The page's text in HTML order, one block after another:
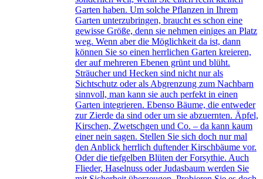
Garten haben. Um solche Pflanzen in Ihrem
Garten unterzubringen, braucht es schon eine
gewisse Größe, denn sie nehmen einiges an Platz
weg. Wenn aber die Möglichkeit da ist, dann
können Sie so einen herrlichen Garten kreieren,
der auf mehreren Ebenen grünt und blüht.
Sträucher und Hecken sind nicht nur als
Sichtschutz oder als Abgrenzung zum Nachbarn
sinnvoll, man kann sie auch perfekt in einen
Garten integrieren. Ebenso Bäume, die entweder
zur Zierde da sind oder um sie abzuernten. Äpfel,
Kirschen, Zwetschgen und Co. – da kann kaum
einer nein sagen. Stellen Sie sich doch nur mal
den Anblick herrlich duftender Kirschbäume vor.
Oder die tiefgelben Blüten der Forsythie. Auch
Flieder, Haselnuss oder Judasbaum werden Sie